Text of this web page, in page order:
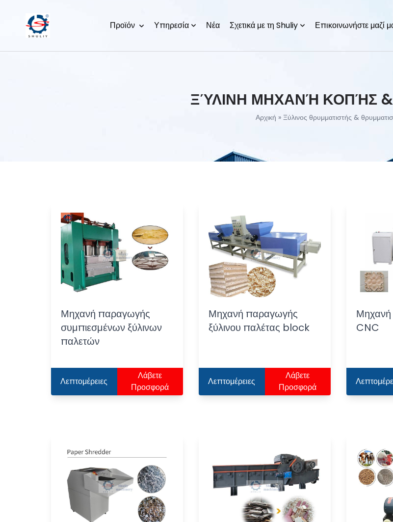
Προϊόν Υπηρεσία Νέα Σχετικά με τη Shuliy Επικοινωνήστε μαζί
ΞΎΛΙΝΗ ΜΗΧΑΝΉ ΚΟΠΉΣ
Αρχική » Ξύλινος θρυμματιστής &
Μηχανή παραγωγής
συμπιεσμένων ξύλινων
παλετών
Λεπτομέρειες
Λάβετε
Προσφορά
Μηχανή παραγωγής
ξύλινου παλέτας block
Λεπτομέρειες
Λάβετε
Προσφορά
Μηχανή
CNC